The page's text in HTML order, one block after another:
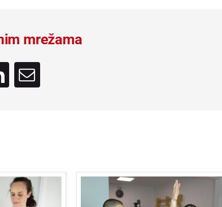
mrežama